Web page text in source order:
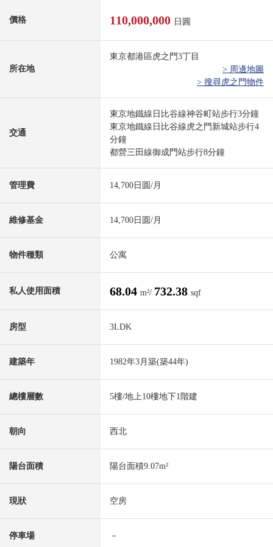
價格 110,000,000 日圓
所在地
東京都港區虎之門3丁目
> 周邊地圖
> 搜尋虎之門物件
交通
東京地鐵線日比谷線神谷町站步行3分鐘
東京地鐵線日比谷線虎之門新城站步行4
分鐘
都營三田線御成門站步行8分鐘
管理費 14,700日圆/月
維修基金 14,700日圆/月
物件種類 公寓
私人使用面積 68.04 m²/ 732.38 sqf
房型 3LDK
建築年 1982年3月築(築44年)
總樓層數 5樓/地上10樓地下1階建
朝向 西北
陽台面積 陽台面積9.07m²
現狀 空房
停車場 －